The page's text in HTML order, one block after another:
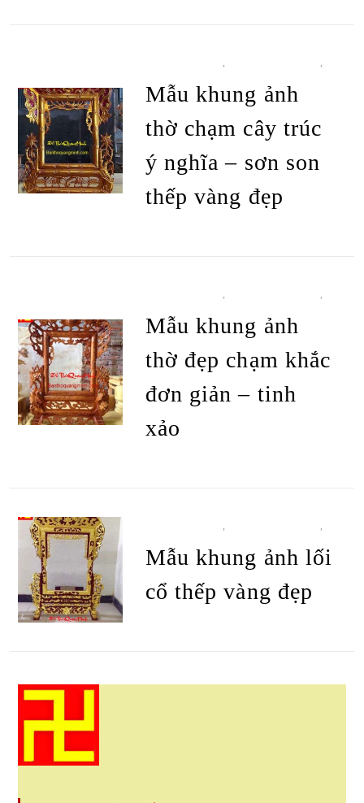
,
,
Mẫu khung ảnh
thờ chạm cây trúc
ý nghĩa – sơn son
thếp vàng đẹp
,
,
Mẫu khung ảnh
thờ đẹp chạm khắc
đơn giản – tinh
xảo
,
,
Mẫu khung ảnh lối
cổ thếp vàng đẹp